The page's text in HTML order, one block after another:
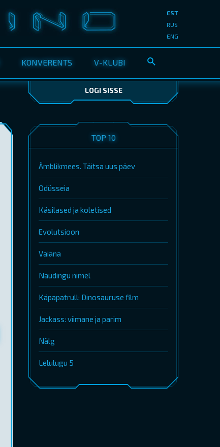
KONVERENTS V-KLUBI
EST
RUS
ENG
LOGI SISSE
TOP 10
Ämblikmees. Täitsa uus päev
Odüsseia
Käsilased ja koletised
Evolutsioon
Vaiana
Naudingu nimel
Käpapatrull: Dinosauruse film
Jackass: viimane ja parim
Nälg
Lelulugu 5